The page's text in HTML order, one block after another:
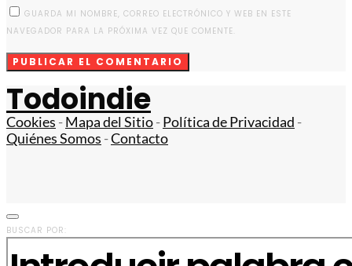
GUARDA MI NOMBRE, CORREO ELECTRÓNICO Y WEB EN ESTE
NAVEGADOR PARA LA PRÓXIMA VEZ QUE COMENTE.
Todoindie
Cookies -Mapa del Sitio-Política de Privacidad -
Quiénes Somos -Contacto
BUSCAR POR: